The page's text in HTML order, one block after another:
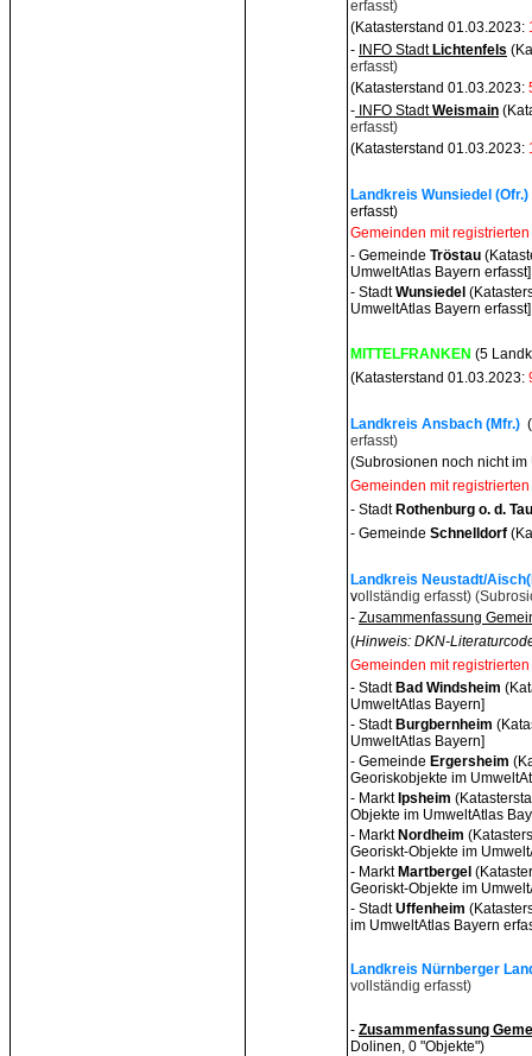
erfasst)
(Katasterstand 01.03.2023:
- INFO Stadt Lichtenfels
erfasst)
(Katasterstand 01.03.2023:
- INFO StadtWeismain
erfasst)
(Katasterstand 01.03.2023:
Landkreis Wunsiedel (Ofr.)
erfasst)
Gemeinden mit
- Gemeinde Tröstau
UmweltAtlas Bayern erfasst]
- StadtWunsiede
UmweltAtlas Bayern erfasst]
MITTELFRANKEN (5
(Katasterstand 01.03.2023:
Landkreis Ansbach (Mfr.)
erfasst)
(Subrosionen noch nicht
Gemeinden mit
- Stadt Rothenburg o. d.
- Gemeinde Schnelldorf
Landkreis Neustadt/
vollständig erfasst)
- Zusammenfassung
(Hinweis: DKN-
Gemeinden mit
- Stadt Bad Windsheim
UmweltAtlas Bayern]
- Stadt Burgbernheim
UmweltAtlas Bayern]
- Gemeinde Ergersheim
Georiskobjekte im
- Markt Ipsheim
Objekte im UmweltAtlas
- Markt Nordheim
Georiskt-Objekte im
- Markt Martbergel
Georiskt-Objekte im
- StadtUffenheim
im UmweltAtlas Bayern
Landkreis Nürnberger
vollständig erfasst)
- Zusammenfassung
Dolinen, 0 "Objekte")